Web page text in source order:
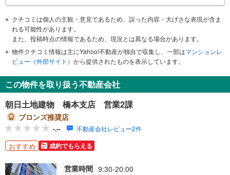
クチコミは個人の主観・意見であるため、誤った内容・大げさな表現が含ま
れる可能性があります。
また、投稿時点の情報であるため、現況とは異なる場合があります。
物件クチコミ情報は主にYahoo!不動産が独自で収集し、一部はマンションレ
ビュー（外部サイト） から提供されたものを表示しています。
この物件を取り扱う不動産会社
朝日土地建物 橋本支店 営業2課
ブロンズ推奨店
-.-- 不動産会社レビュー2件
おすすめ 成約でもらえる
営業時間 9:30-20:00